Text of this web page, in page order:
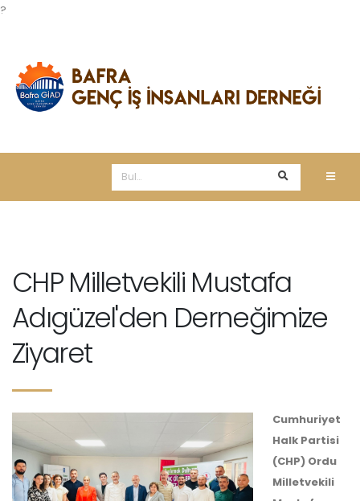
?
CHP Milletvekili Mustafa
Adıgüzel'den Derneğimize
Ziyaret
Cumhuriyet
Halk Partisi
(CHP) Ordu
Milletvekili